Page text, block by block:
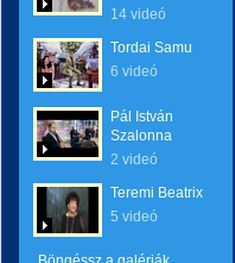
14 videó
Tordai Samu
6 videó
Pál István
Szalonna
2 videó
Teremi Beatrix
5 videó